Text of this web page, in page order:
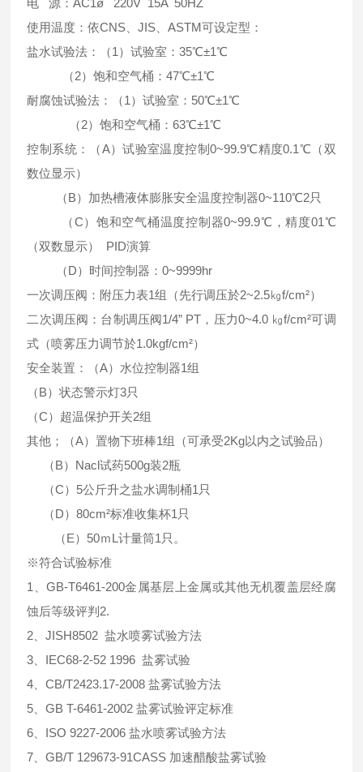
电 源：AC1ø 220V 15A 50HZ
使用温度：依CNS、JIS、ASTM可设定型：
盐水试验法：（1）试验室：35℃±1℃
（2）饱和空气桶：47℃±1℃
耐腐蚀试验法：（1）试验室：50℃±1℃
（2）饱和空气桶：63℃±1℃
控制系统：（A）试验室温度控制0~99.9℃精度0.1℃（双
数位显示）
（B）加热槽液体膨胀安全温度控制器0~110℃2只
（C）饱和空气桶温度控制器0~99.9℃，精度01℃
（双数显示） PID演算
（D）时间控制器：0~9999hr
一次调压阀：附压力表1组（先行调压於2~2.5㎏f/cm²）
二次调压阀：台制调压阀1/4” PT，压力0~4.0 ㎏f/cm²可调
式（喷雾压力调节於1.0kgf/cm²）
安全装置：（A）水位控制器1组
（B）状态警示灯3只
（C）超温保护开关2组
其他；（A）置物下班棒1组（可承受2Kg以内之试验品）
（B）Nacl试药500g装2瓶
（C）5公斤升之盐水调制桶1只
（D）80cm²标准收集杯1只
（E）50ｍL计量筒1只。
※符合试验标准
1、GB-T6461-200金属基层上金属或其他无机覆盖层经腐
蚀后等级评判2.
2、JISH8502 盐水喷雾试验方法
3、IEC68-2-52 1996 盐雾试验
4、CB/T2423.17-2008 盐雾试验方法
5、GB T-6461-2002 盐雾试验评定标准
6、ISO 9227-2006 盐水喷雾试验方法
7、GB/T 129673-91CASS 加速醋酸盐雾试验